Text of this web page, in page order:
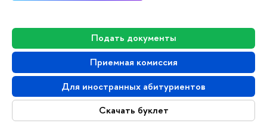
Подать документы
Приемная комиссия
Для иностранных абитуриентов
Скачать буклет